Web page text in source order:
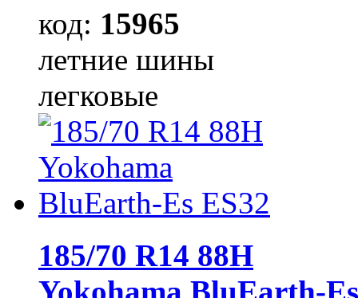
код: 15965
летние шины
легковые
185/70 R14 88H
Yokohama BluEarth-